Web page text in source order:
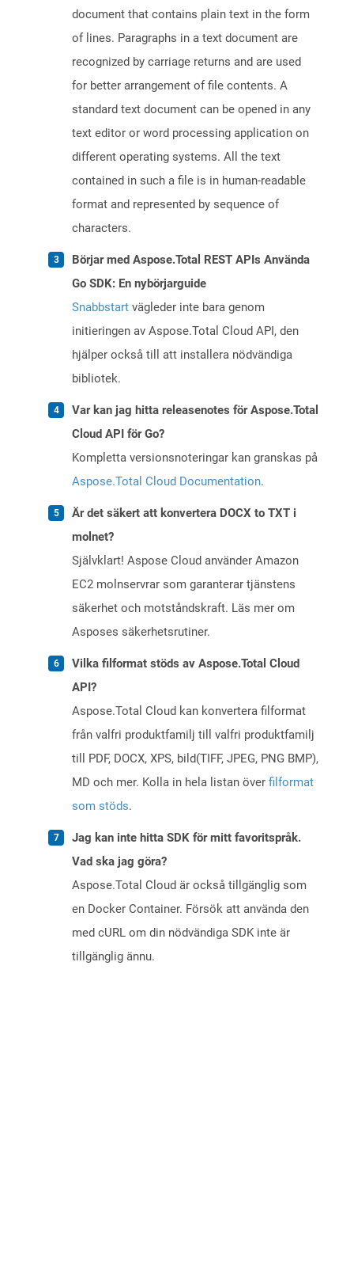
document that contains plain text in the form
of lines. Paragraphs in a text document are
recognized by carriage returns and are used
for better arrangement of file contents. A
standard text document can be opened in any
text editor or word processing application on
different operating systems. All the text
contained in such a file is in human-readable
format and represented by sequence of
characters.
Börjar med Aspose.Total REST APIs Använda
Go SDK: En nybörjarguide
Snabbstart vägleder inte bara genom
initieringen av Aspose.Total Cloud API, den
hjälper också till att installera nödvändiga
bibliotek.
Var kan jag hitta releasenotes för Aspose.Total
Cloud API för Go?
Kompletta versionsnoteringar kan granskas på
Aspose.Total Cloud Documentation.
Är det säkert att konvertera DOCX to TXT i
molnet?
Självklart! Aspose Cloud använder Amazon
EC2 molnservrar som garanterar tjänstens
säkerhet och motståndskraft. Läs mer om
Asposes säkerhetsrutiner.
Vilka filformat stöds av Aspose.Total Cloud
API?
Aspose.Total Cloud kan konvertera filformat
från valfri produktfamilj till valfri produktfamilj
till PDF, DOCX, XPS, bild(TIFF, JPEG, PNG BMP),
MD och mer. Kolla in hela listan över filformat
som stöds.
Jag kan inte hitta SDK för mitt favoritspråk.
Vad ska jag göra?
Aspose.Total Cloud är också tillgänglig som
en Docker Container. Försök att använda den
med cURL om din nödvändiga SDK inte är
tillgänglig ännu.